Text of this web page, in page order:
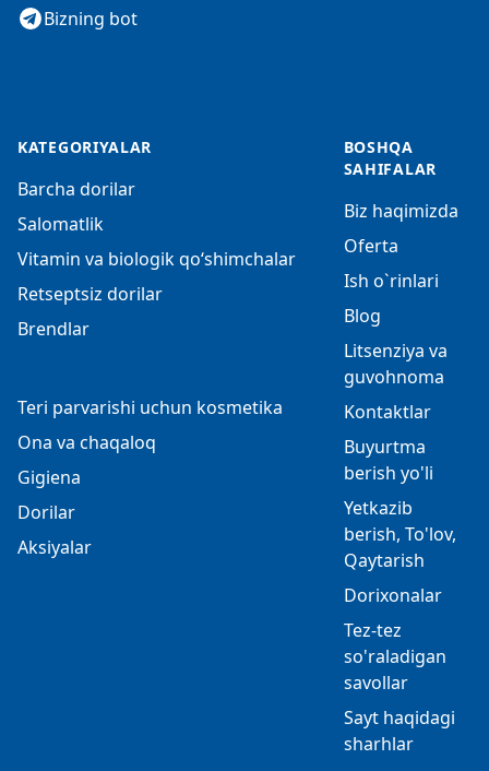
Bizning bot
KATEGORIYALAR
Barcha dorilar
Salomatlik
Vitamin va biologik qo‘shimchalar
Retseptsiz dorilar
Brendlar
Teri parvarishi uchun kosmetika
Ona va chaqaloq
Gigiena
Dorilar
Aksiyalar
BOSHQA
SAHIFALAR
Biz haqimizda
Oferta
Ish o`rinlari
Blog
Litsenziya va
guvohnoma
Kontaktlar
Buyurtma
berish yo'li
Yetkazib
berish, To'lov,
Qaytarish
Dorixonalar
Tez-tez
so'raladigan
savollar
Sayt haqidagi
sharhlar